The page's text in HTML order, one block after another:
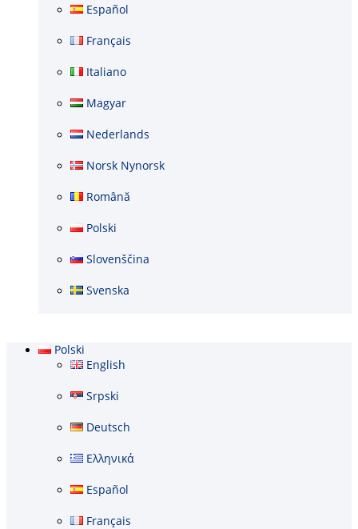
Español
Français
Italiano
Magyar
Nederlands
Norsk Nynorsk
Română
Polski
Slovenščina
Svenska
Polski
English
Srpski
Deutsch
Ελληνικά
Español
Français